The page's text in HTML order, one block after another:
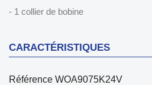
- 1 collier de bobine
CARACTÉRISTIQUES
Référence WOA9075K24V